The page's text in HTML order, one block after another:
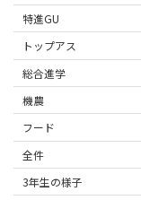
特進GU
トップアス
総合進学
機農
フード
全件
3年生の様子